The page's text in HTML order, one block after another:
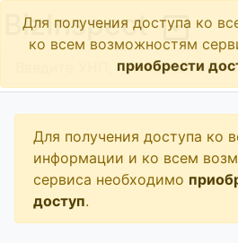
BizInspect
Для получения доступа ко
ко всем возможностям
приобрести
Для получения доступа ко
информации и ко всем
сервиса необходимо
доступ.